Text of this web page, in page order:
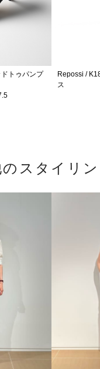
ドトゥパンプ
Repossi /
ス
スタイリ